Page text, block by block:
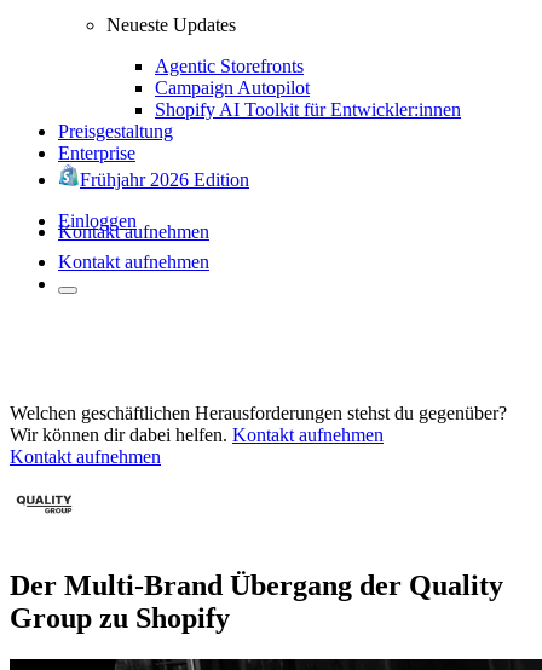
Neueste Updates
Agentic Storefronts
Campaign Autopilot
Shopify AI Toolkit für Entwickler:innen
Preisgestaltung
Enterprise
Frühjahr 2026 Edition
Einloggen
Kontakt aufnehmen
Kontakt aufnehmen
Welchen geschäftlichen Herausforderungen stehst du gegenüber?
Wir können dir dabei helfen. Kontakt aufnehmen
Kontakt aufnehmen
Der Multi-Brand Übergang der Quality
Group zu Shopify